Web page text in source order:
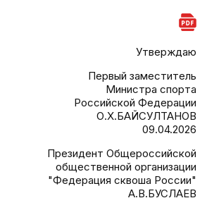
Утверждаю
Первый заместитель
Министра спорта
Российской Федерации
О.Х.БАЙСУЛТАНОВ
09.04.2026
Президент Общероссийской
общественной организации
"Федерация сквоша России"
А.В.БУСЛАЕВ